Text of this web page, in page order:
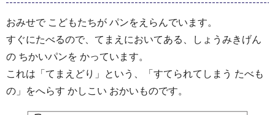
おみせで こどもたちが パンをえらんでいます。
すぐにたべるので、てまえにおいてある、しょうみきげん
の ちかいパンを かっています。
これは「てまえどり」という、「すてられてしまう たべも
の」をへらす かしこい おかいものです。